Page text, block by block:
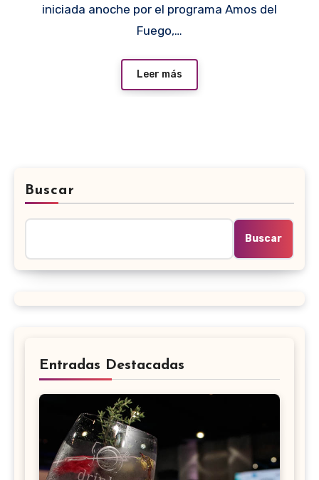
iniciada anoche por el programa Amos del
Fuego,…
Leer más
Buscar
Buscar
Entradas Destacadas